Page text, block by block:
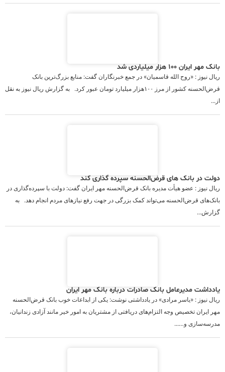
بانک مهر ایران ۱۰۰ هزار میلیاردی شد
ریال نیوز : «روح الله قاسمیان» در جمع خبرنگاران گفت: منابع بزرگ‌ترین بانک
قرض‌الحسنه کشور از مرز ۱۰۰هزار میلیارد تومان عبور کرد. به گزارش ریال نیوز به نقل
از...
دولت در بانک های قرض‌الحسنه سپرده گذاری کند
ریال نیوز : عضو هیأت مدیره بانک قرض‌الحسنه مهر ایران گفت: دولت با سپرده‌گذاری در
بانک‌های قرض‌الحسنه می‌تواند کمک بزرگی در جهت رفع نیازهای مردم انجام دهد. به
گزارش...
یادداشت مدیرعامل بانک صادرات درباره بانک مهر ایران
ریال نیوز : «یاسر مرادی» در یادداشتی نوشت: یکی از ابداعات خوب بانک قرض‌الحسنه
مهر ایران تخصیص وجه التزام‌های دریافتی از مشتریان به امور خیر مانند آزادی زندانیان،
مدرسه‌سازی و…...